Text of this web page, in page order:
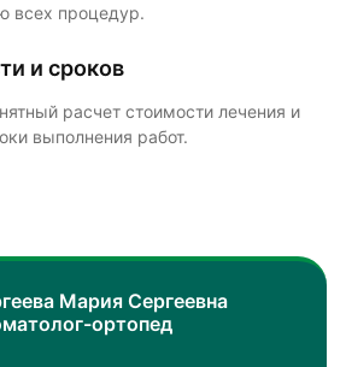
всех процедур.
и сроков
расчет стоимости лечения и
выполнения работ.
Мария Сергеевна
ортопед